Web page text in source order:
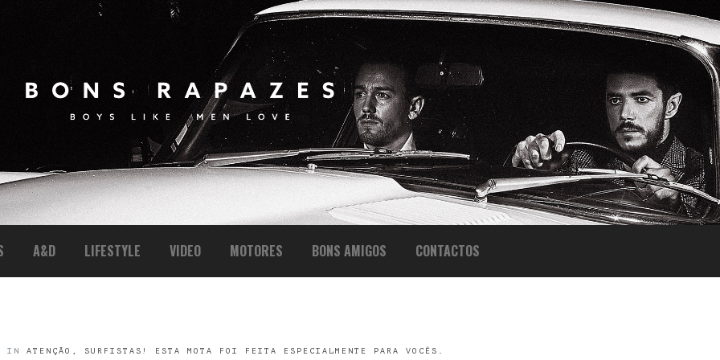
A&D LIFESTYLE VIDEO MOTORES BONS AMIGOS CONTACTOS
IN ATENÇÃO, SURFISTAS! ESTA MOTA FOI FEITA ESPECIALMENTE PARA VOCÊS.